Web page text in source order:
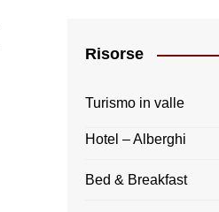
Risorse
Turismo in valle
Hotel – Alberghi
Bed & Breakfast